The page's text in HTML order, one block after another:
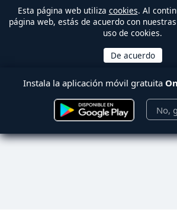
Esta página web utiliza cookies. Al
página web, estás de acuerdo con
uso de cookies.
Instala la aplicación móvil gratuita
No,